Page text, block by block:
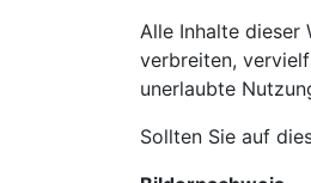
Alle Inhalte dieser
verbreiten,
unerlaubte
Sollten Sie auf